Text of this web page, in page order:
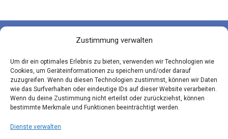
Zustimmung verwalten
Um dir ein optimales Erlebnis zu bieten, verwenden wir Technologien wie
Cookies, um Geräteinformationen zu speichern und/oder darauf
zuzugreifen. Wenn du diesen Technologien zustimmst, können wir Daten
wie das Surfverhalten oder eindeutige IDs auf dieser Website verarbeiten.
Wenn du deine Zustimmung nicht erteilst oder zurückziehst, können
bestimmte Merkmale und Funktionen beeinträchtigt werden.
Dienste verwalten
Hauptstraße 181 | 51143 Köln
Newsletter-Anmeldung
E-Mail-Adresse